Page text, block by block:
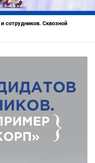
сотрудников. Сквозной